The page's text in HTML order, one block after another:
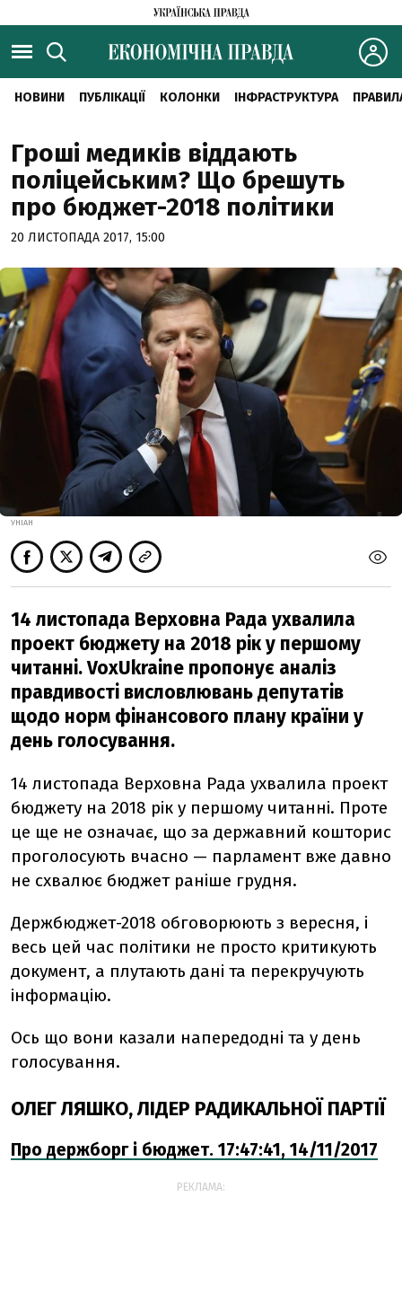
НОВИНИ ПУБЛІКАЦІЇ КОЛОНКИ ІНФРАСТРУКТУРА
Гроші медиків віддають
поліцейським? Що брешуть
про бюджет-2018 політики
20 ЛИСТОПАДА 2017, 15:00
УНІАН
14 листопада Верховна Рада ухвалила
проект бюджету на 2018 рік у першому
читанні. VoxUkraine пропонує аналіз
правдивості висловлювань депутатів
щодо норм фінансового плану країни у
день голосування.
14 листопада Верховна Рада ухвалила проект
бюджету на 2018 рік у першому читанні. Проте
це ще не означає, що за державний кошторис
проголосують вчасно — парламент вже давно
не схвалює бюджет раніше грудня.
Держбюджет-2018 обговорюють з вересня, і
весь цей час політики не просто критикують
документ, а плутають дані та перекручують
інформацію.
Ось що вони казали напередодні та у день
голосування.
ОЛЕГ ЛЯШКО, ЛІДЕР РАДИКАЛЬНОЇ ПАРТІЇ
Про держборг і бюджет. 17:47:41, 14/11/2017
РЕКЛАМА: